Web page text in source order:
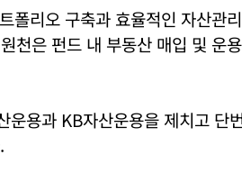
폴리오 구축과 효율적인 자산관
천은 펀드 내 부동산 매입 및 운
용과 KB자산운용을 제치고 단